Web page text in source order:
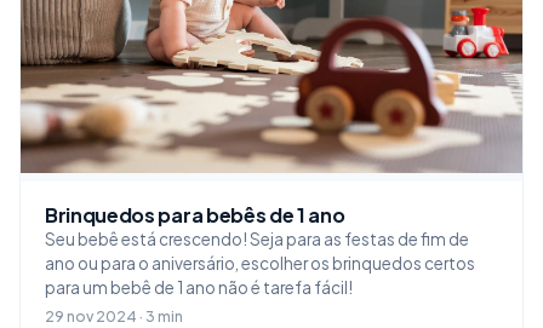
Brinquedos para bebês de 1 ano
Seu bebê está crescendo! Seja para as festas de fim de
ano ou para o aniversário, escolher os brinquedos certos
para um bebê de 1 ano não é tarefa fácil!
29 nov 2024 · 3 min